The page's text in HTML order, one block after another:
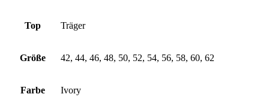
Top Träger
Größe 42, 44, 46, 48, 50, 52, 54, 56, 58, 60, 62
Farbe Ivory